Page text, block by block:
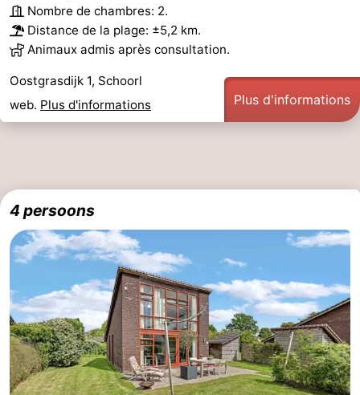
Nombre de chambres: 2.
Distance de la plage: ±5,2 km.
Animaux admis après consultation.
Oostgrasdijk 1, Schoorl
web. Plus d'informations Plus d'informations
4 persoons